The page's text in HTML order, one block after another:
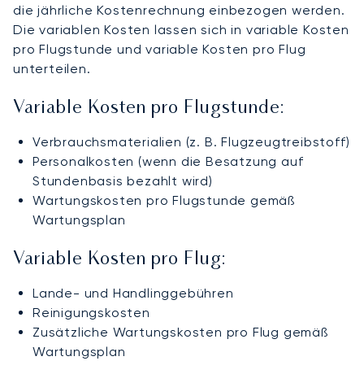
die jährliche Kostenrechnung einbezogen werden.
Die variablen Kosten lassen sich in variable Kosten
pro Flugstunde und variable Kosten pro Flug
unterteilen.
Variable Kosten pro Flugstunde:
Verbrauchsmaterialien (z. B. Flugzeugtreibstoff)
Personalkosten (wenn die Besatzung auf
Stundenbasis bezahlt wird)
Wartungskosten pro Flugstunde gemäß
Wartungsplan
Variable Kosten pro Flug:
Lande- und Handlinggebühren
Reinigungskosten
Zusätzliche Wartungskosten pro Flug gemäß
Wartungsplan